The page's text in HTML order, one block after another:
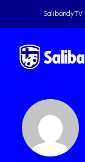
SalibandyTV